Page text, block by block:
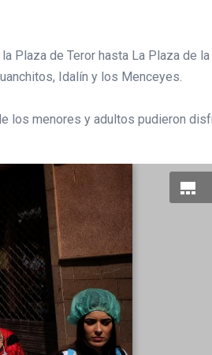
Plaza de Teror hasta La Plaza de
Idalín y los Menceyes.
los menores y adultos pudieron